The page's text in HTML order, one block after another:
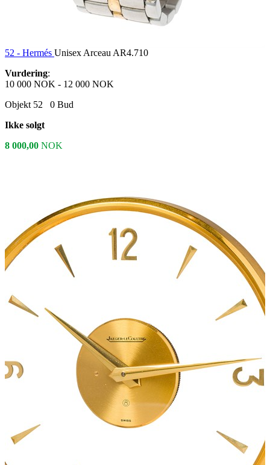
52 - Hermés Unisex Arceau AR4.710
Vurdering:
10 000 NOK - 12 000 NOK
Objekt 52
0 Bud
Ikke solgt
8 000,00 NOK